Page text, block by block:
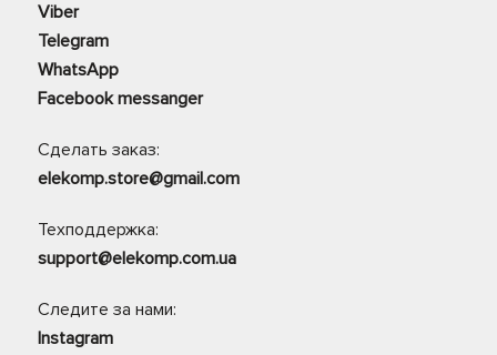
Viber
Telegram
WhatsApp
Facebook messanger
Сделать заказ:
elekomp.store@gmail.com
Техподдержка:
support@elekomp.com.ua
Следите за нами:
Instagram